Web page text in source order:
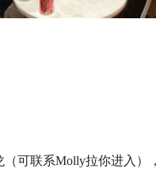
可联系Molly拉你进入）